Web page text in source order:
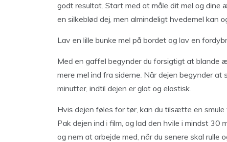
godt resultat. Start med at måle dit mel og
en silkeblød dej, men almindeligt hvedemel kan
Lav en lille bunke mel på bordet og lav en
Med en gaffel begynder du forsigtigt at blande
mere mel ind fra siderne. Når dejen begynder
minutter, indtil dejen er glat og elastisk.
Hvis dejen føles for tør, kan du tilsætte en
Pak dejen ind i film, og lad den hvile i mindst
og nem at arbejde med, når du senere skal rulle